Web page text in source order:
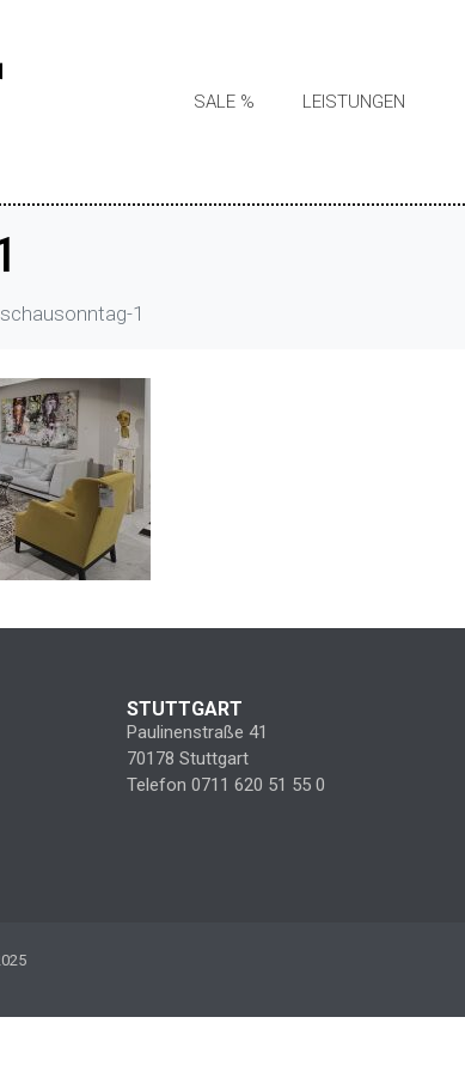
SALE % LEISTUNGEN
schausonntag-1
STUTTGART
Paulinenstraße 41
70178 Stuttgart
Telefon 0711 620 51 55 0